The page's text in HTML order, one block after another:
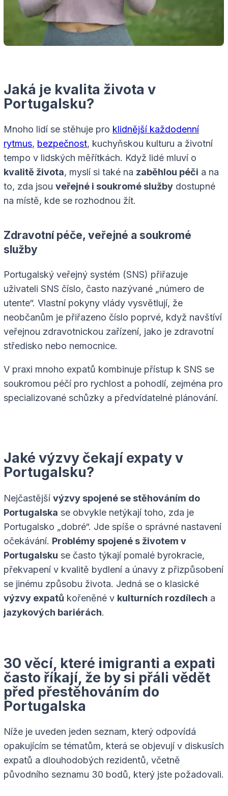
Jaká je kvalita života v
Portugalsku?
Mnoho lidí se stěhuje pro klidnější každodenní
rytmus, bezpečnost, kuchyňskou kulturu a životní
tempo v lidských měřítkách. Když lidé mluví o
kvalitě života, myslí si také na zaběhlou péči a na
to, zda jsou veřejné i soukromé služby dostupné
na místě, kde se rozhodnou žít.
Zdravotní péče, veřejné a soukromé
služby
Portugalský veřejný systém (SNS) přiřazuje
uživateli SNS číslo, často nazývané „número de
utente“. Vlastní pokyny vlády vysvětlují, že
neobčanům je přiřazeno číslo poprvé, když navštíví
veřejnou zdravotnickou zařízení, jako je zdravotní
středisko nebo nemocnice.
V praxi mnoho expatů kombinuje přístup k SNS se
soukromou péčí pro rychlost a pohodlí, zejména pro
specializované schůzky a předvídatelné plánování.
Jaké výzvy čekají expaty v
Portugalsku?
Nejčastější výzvy spojené se stěhováním do
Portugalska se obvykle netýkají toho, zda je
Portugalsko „dobré“. Jde spíše o správné nastavení
očekávání. Problémy spojené s životem v
Portugalsku se často týkají pomalé byrokracie,
překvapení v kvalitě bydlení a únavy z přizpůsobení
se jinému způsobu života. Jedná se o klasické
výzvy expatů kořeněné v kulturních rozdílech a
jazykových bariérách.
30 věcí, které imigranti a expati
často říkají, že by si přáli vědět
před přestěhováním do
Portugalska
Níže je uveden jeden seznam, který odpovídá
opakujícím se tématům, která se objevují v diskusích
expatů a dlouhodobých rezidentů, včetně
původního seznamu 30 bodů, který jste požadovali.